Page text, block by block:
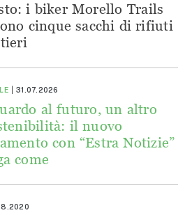
i biker Morello Trails
cinque sacchi di rifiuti
31.07.2026
al futuro, un altro
il nuovo
con “Estra Notizie”
come